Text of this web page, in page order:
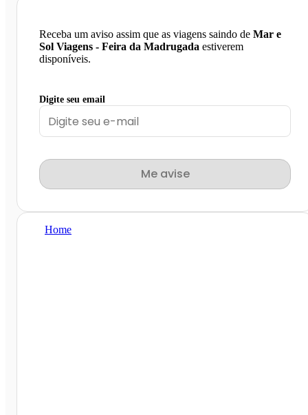
Receba um aviso assim que as viagens saindo de Mar e
Sol Viagens - Feira da Madrugada estiverem
disponíveis.
Digite seu email
Me avise
Home